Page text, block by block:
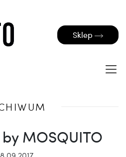
Sklep
MOSQUITO